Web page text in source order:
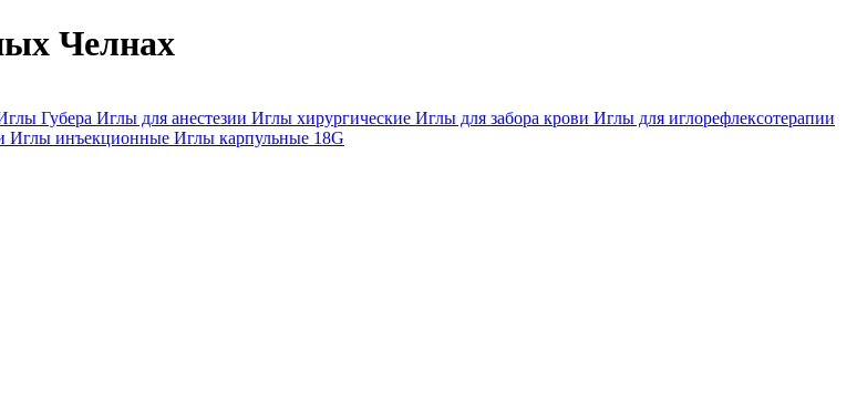
Челнах
Губера Иглы для анестезии Иглы хирургические Иглы для забора крови Иглы для иглорефлексотерапии
Иглы инъекционные Иглы карпульные 18G